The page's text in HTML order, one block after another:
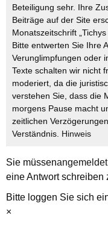
Beteiligung sehr. Ihre
Beiträge auf der Site
Monatszeitschrift „Tichys
Bitte entwerten Sie Ihre
Verunglimpfungen oder
Texte schalten wir nicht
moderiert, da die
verstehen Sie, dass die
morgens Pause macht
zeitlichen
Verständnis. Hinweis
Sie müssenangemeldet
eine Antwort schreiben
Bitte loggen Sie sich
×